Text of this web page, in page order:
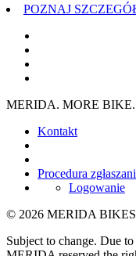
POZNAJ
MERIDA. MORE BIKE.
Kontakt
Procedura
Logowanie
© 2026 MERIDA
Subject to change. Due